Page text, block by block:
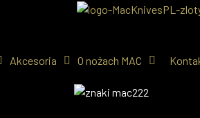
Akcesoria O nożach MAC